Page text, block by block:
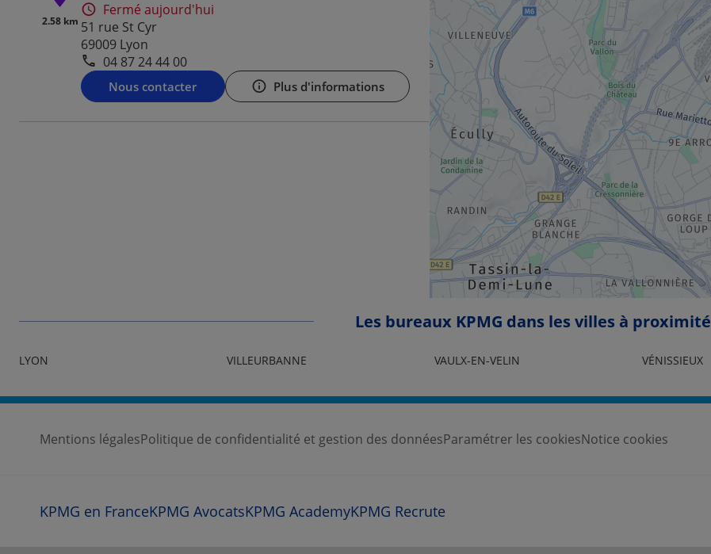
2.58 km 51 rue St Cyr
69009 Lyon
04 87 24 44 00
Fermé aujourd'hui
Nous contacter Plus d'informations
Les bureaux KPMG dans les villes à proximité
LYON VILLEURBANNE VAULX-EN-VELIN VÉNISSIEUX
Mentions légalesPolitique de confidentialité et gestion des donnéesParamétrer les cookiesNotice cookies
KPMG en FranceKPMG AvocatsKPMG AcademyKPMG Recrute